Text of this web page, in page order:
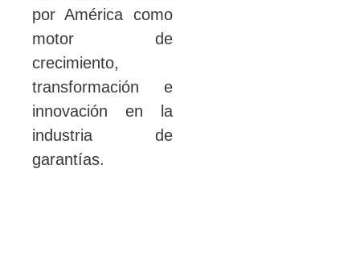
por América como
motor de
crecimiento,
transformación e
innovación en la
industria de
garantías.